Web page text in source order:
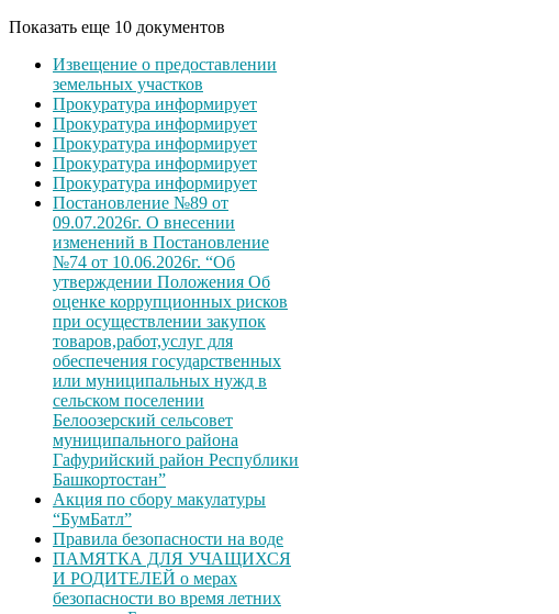
Показать еще 10 документов
Извещение о предоставлении
земельных участков
Прокуратура информирует
Прокуратура информирует
Прокуратура информирует
Прокуратура информирует
Прокуратура информирует
Постановление №89 от
09.07.2026г. О внесении
изменений в Постановление
№74 от 10.06.2026г. “Об
утверждении Положения Об
оценке коррупционных рисков
при осуществлении закупок
товаров,работ,услуг для
обеспечения государственных
или муниципальных нужд в
сельском поселении
Белоозерский сельсовет
муниципального района
Гафурийский район Республики
Башкортостан”
Акция по сбору макулатуры
“БумБатл”
Правила безопасности на воде
ПАМЯТКА ДЛЯ УЧАЩИХСЯ
И РОДИТЕЛЕЙ о мерах
безопасности во время летних